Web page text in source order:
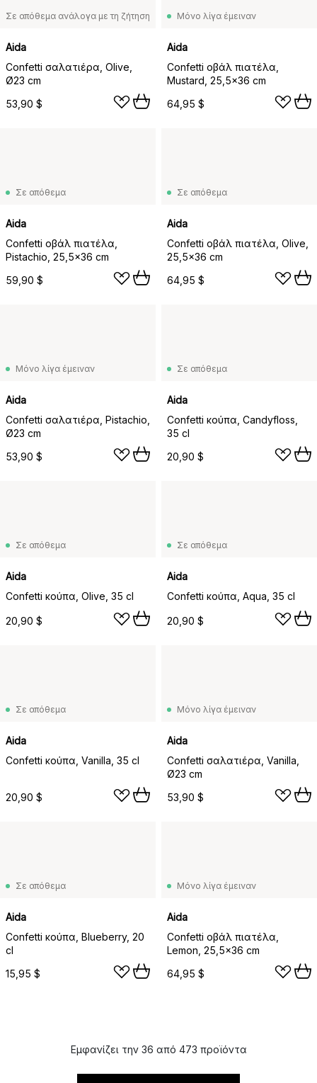
Σε απόθεμα ανάλογα με τη ζήτηση
Aida
Confetti σαλατιέρα, Olive,
Ø23 cm
53,90 $
Μόνο λίγα έμειναν
Aida
Confetti οβάλ πιατέλα,
Mustard, 25,5x36 cm
64,95 $
Σε απόθεμα
Aida
Confetti οβάλ πιατέλα,
Pistachio, 25,5x36 cm
59,90 $
Σε απόθεμα
Aida
Confetti οβάλ πιατέλα, Olive,
25,5x36 cm
64,95 $
Μόνο λίγα έμειναν
Aida
Confetti σαλατιέρα, Pistachio,
Ø23 cm
53,90 $
Σε απόθεμα
Aida
Confetti κούπα, Candyfloss,
35 cl
20,90 $
Σε απόθεμα
Aida
Confetti κούπα, Olive, 35 cl
20,90 $
Σε απόθεμα
Aida
Confetti κούπα, Aqua, 35 cl
20,90 $
Σε απόθεμα
Aida
Confetti κούπα, Vanilla, 35 cl
20,90 $
Μόνο λίγα έμειναν
Aida
Confetti σαλατιέρα, Vanilla,
Ø23 cm
53,90 $
Σε απόθεμα
Aida
Confetti κούπα, Blueberry, 20
cl
15,95 $
Μόνο λίγα έμειναν
Aida
Confetti οβάλ πιατέλα,
Lemon, 25,5x36 cm
64,95 $
Εμφανίζει την 36 από 473 προϊόντα